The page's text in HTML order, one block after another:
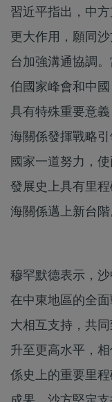
習近平指出，中
更大作用，願同
台加強溝通協調
伯國家峰會和中
具有特殊重要意
海關係發揮戰略
國家一道努力，
發展史上具有里
海關係邁上新台階
穆罕默德表示，
在中東地區的全
大相互支持，共
升至更高水平，
係史上的重要里